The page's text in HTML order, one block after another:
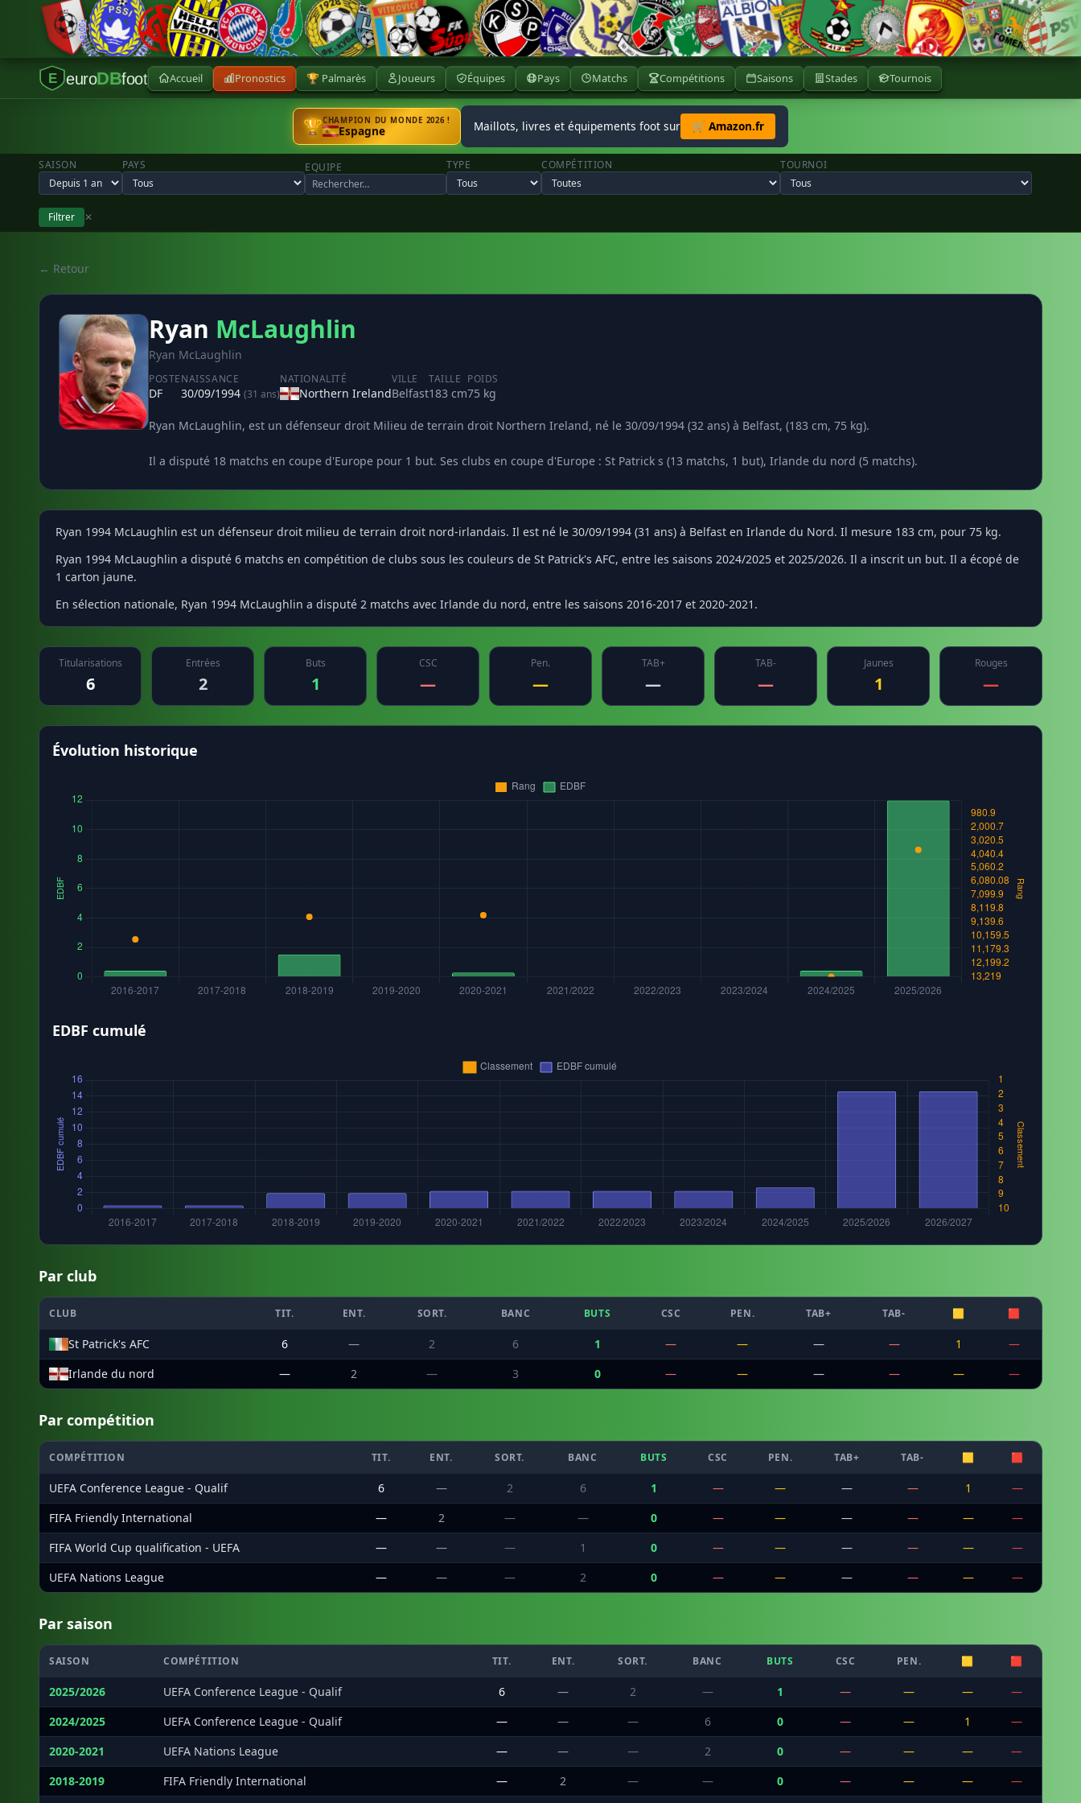
E euroDBfoot Accueil Pronostics 🏆 Palmarès Joueurs Équipes Pays Matchs Compétitions Saisons Stades Tournois
🏆CHAMPION DU MONDE 2026 !
Espagne Maillots, livres et équipements foot sur 🛒 Amazon.fr
SAISON PAYS EQUIPE TYPE COMPÉTITION TOURNOI
Filtrer ✕
← Retour
Ryan McLaughlin
Ryan McLaughlin
POSTE
DF
NAISSANCE
30/09/1994 (31 ans)
NATIONALITÉ
Northern Ireland
VILLE
Belfast
TAILLE
183 cm
POIDS
75 kg
Ryan McLaughlin, est un défenseur droit Milieu de terrain droit Northern Ireland, né le 30/09/1994 (32 ans) à Belfast, (183 cm, 75 kg).
Il a disputé 18 matchs en coupe d'Europe pour 1 but. Ses clubs en coupe d'Europe : St Patrick s (13 matchs, 1 but), Irlande du nord (5 matchs).
Ryan 1994 McLaughlin est un défenseur droit milieu de terrain droit nord-irlandais. Il est né le 30/09/1994 (31 ans) à Belfast en Irlande du Nord. Il mesure 183 cm, pour 75 kg.
Ryan 1994 McLaughlin a disputé 6 matchs en compétition de clubs sous les couleurs de St Patrick's AFC, entre les saisons 2024/2025 et 2025/2026. Il a inscrit un but. Il a écopé de
1 carton jaune.
En sélection nationale, Ryan 1994 McLaughlin a disputé 2 matchs avec Irlande du nord, entre les saisons 2016-2017 et 2020-2021.
Titularisations
6
Entrées
2
Buts
1
CSC
—
Pen.
—
TAB+
—
TAB-
—
Jaunes
1
Rouges
—
Évolution historique
EDBF cumulé
Par club
CLUB TIT. ENT. SORT. BANC BUTS CSC PEN. TAB+ TAB- 🟨 🟥
St Patrick's AFC 6 — 2 6 1 — — — — 1
—
Irlande du nord
— 2 — 3 0 — — — — — —
Par compétition
COMPÉTITION TIT. ENT. SORT. BANC BUTS CSC PEN. TAB+ TAB- 🟨 🟥
UEFA Conference League - Qualif 6 — 2 6 1 — — — — 1
—
FIFA Friendly International
— 2 — — 0 — — — — —
—
FIFA World Cup qualification - UEFA
— — — 1 0 — — — — —
—
UEFA Nations League
— — — 2 0 — — — — — —
Par saison
SAISON COMPÉTITION TIT. ENT. SORT. BANC BUTS CSC PEN. 🟨 🟥
2025/2026 UEFA Conference League - Qualif 6 — 2 — 1 — — —
—
2024/2025
UEFA Conference League - Qualif — — — 6 0 — — 1
—
2020-2021
UEFA Nations League — — — 2 0 — — —
—
2018-2019
FIFA Friendly International — 2 — — 0 — — — —